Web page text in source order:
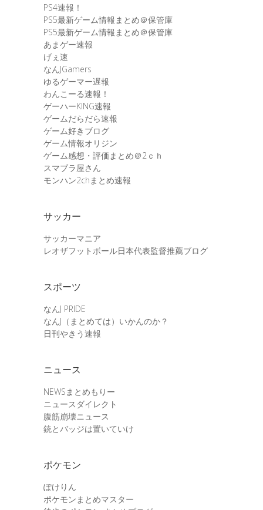
PS4速報！
PS5最新ゲーム情報まとめ＠保管庫
PS5最新ゲーム情報まとめ＠保管庫
あまゲー速報
げぇ速
なんJGamers
ゆるゲーマー遅報
わんこーる速報！
ゲーハーKING速報
ゲームだらだら速報
ゲーム好きブログ
ゲーム情報オリジン
ゲーム感想・評価まとめ＠2ｃｈ
スマブラ屋さん
モンハン2chまとめ速報
サッカー
サッカーマニア
レオザフットボール日本代表監督推薦ブログ
スポーツ
なんJ PRIDE
なんJ（まとめては）いかんのか？
日刊やきう速報
ニュース
NEWSまとめもりー
ニュースダイレクト
腹筋崩壊ニュース
銃とバッジは置いていけ
ポケモン
ぽけりん
ポケモンまとめマスター